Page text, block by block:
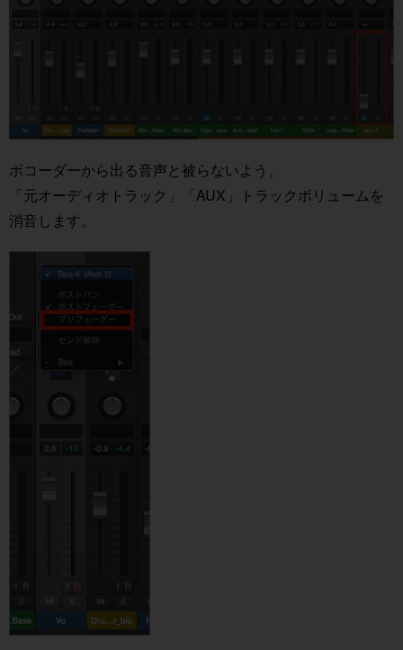
ボコーダーから出る音声と被らないよう、
「元オーディオトラック」「AUX」トラックボリュームを
消音します。